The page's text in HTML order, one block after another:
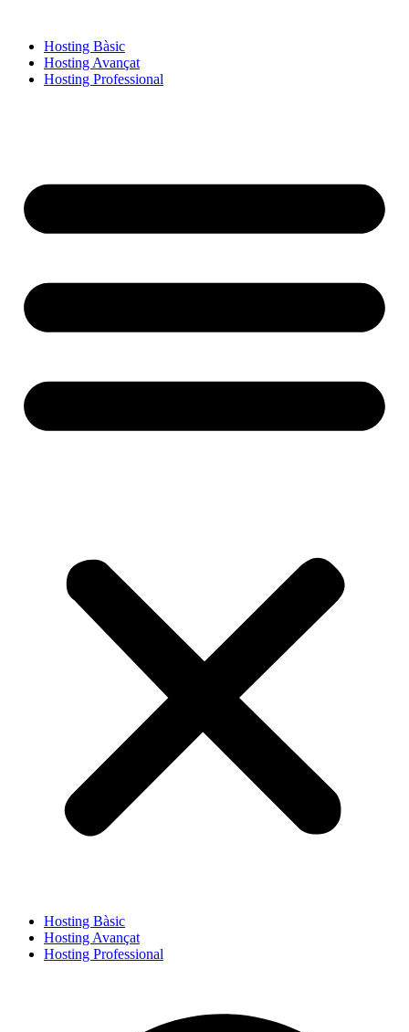
Hosting Bàsic
Hosting Avançat
Hosting Professional
Hosting Bàsic
Hosting Avançat
Hosting Professional